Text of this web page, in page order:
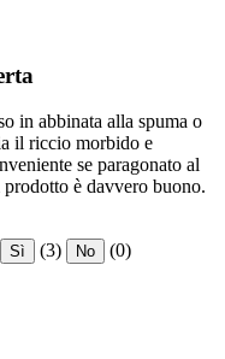
in abbinata alla spuma o
il riccio morbido e
se paragonato al
è davvero buono.
Sì (3) No (0)